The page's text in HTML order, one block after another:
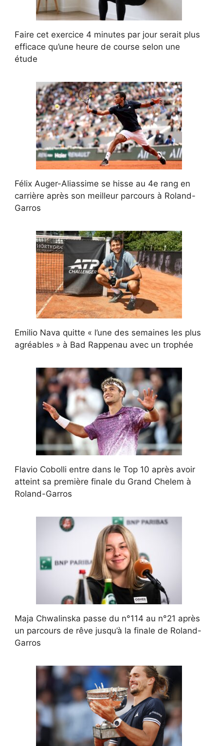
Faire cet exercice 4 minutes par jour serait plus
efficace qu’une heure de course selon une
étude
Félix Auger-Aliassime se hisse au 4e rang en
carrière après son meilleur parcours à Roland-
Garros
Emilio Nava quitte « l’une des semaines les plus
agréables » à Bad Rappenau avec un trophée
Flavio Cobolli entre dans le Top 10 après avoir
atteint sa première finale du Grand Chelem à
Roland-Garros
Maja Chwalinska passe du n°114 au n°21 après
un parcours de rêve jusqu’à la finale de Roland-
Garros